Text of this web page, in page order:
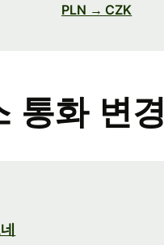
PLN → CZK
통화 변경